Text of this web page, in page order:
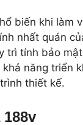
biến khi làm
nhất quán
trì tính bảo
năng triển
thiết kế.